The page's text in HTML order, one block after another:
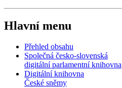
Hlavní menu
Přehled obsahu
Společná česko-slovenská
digitální parlamentní knihovna
Digitální knihovna
České sněmy